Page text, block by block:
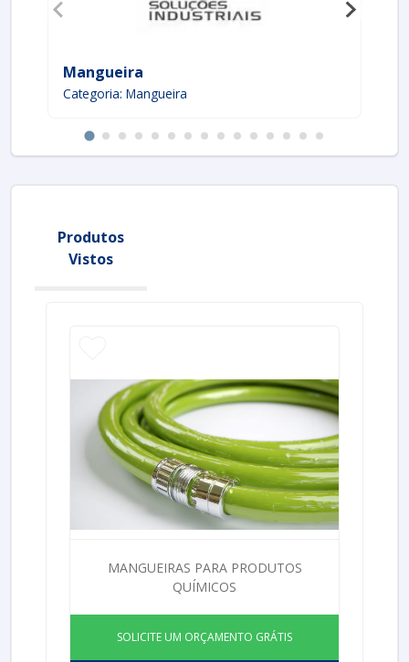
Mangueira
Categoria: Mangueira
Produtos
Vistos
MANGUEIRAS PARA PRODUTOS
QUÍMICOS
SOLICITE UM ORÇAMENTO GRÁTIS